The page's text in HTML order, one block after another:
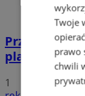
Przyszłość
planowane
1
Twoje
prawo
chwili